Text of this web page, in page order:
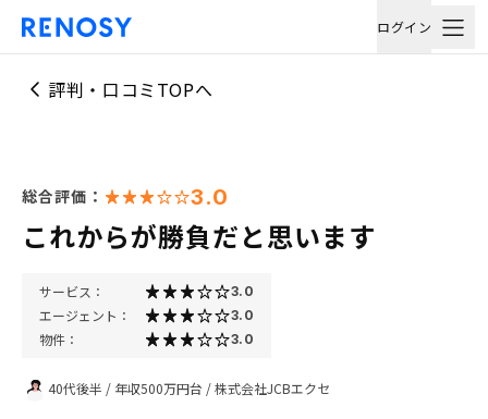
ログイン
評判・口コミTOPへ
総合評価： 3.0
これからが勝負だと思います
サービス： 3.0
エージェント： 3.0
物件： 3.0
40代後半 / 年収500万円台 /株式会社JCBエクセ